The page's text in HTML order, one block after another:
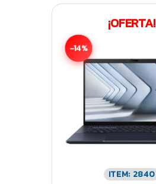
¡OFERTA!
-14%
ITEM: 2840